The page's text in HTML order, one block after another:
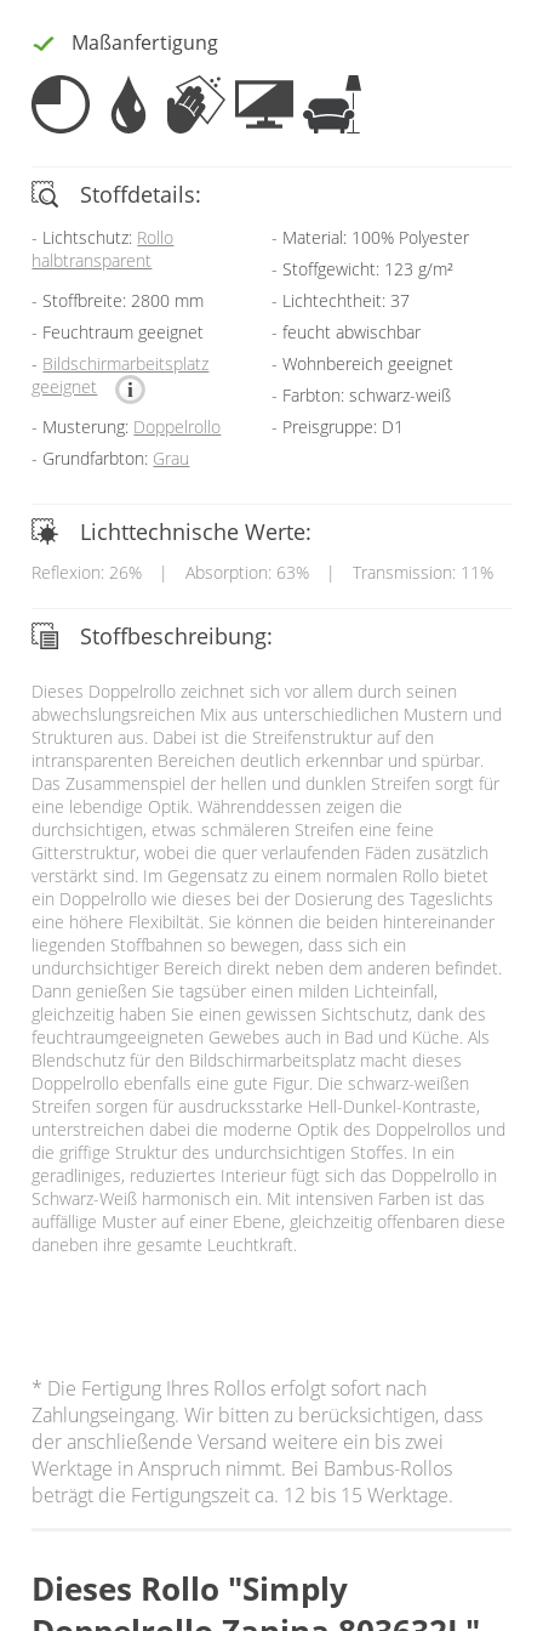
Gardinenstange
Stoffe
Panneaux
Maßanfertigung
Stoffdetails:
Lichtschutz: Rollo
halbtransparent
Material: 100% Polyester
Stoffgewicht: 123 g/m²
Stoffbreite: 2800 mm
Lichtechtheit: 37
Feuchtraum geeignet
feucht abwischbar
Bildschirmarbeitsplatz
geeignet
Wohnbereich geeignet
Farbton: schwarz-weiß
Musterung: Doppelrollo
Preisgruppe: D1
Grundfarbton: Grau
Lichttechnische Werte:
Reflexion: 26% | Absorption: 63% | Transmission: 11%
Stoffbeschreibung:
Dieses Doppelrollo zeichnet sich vor allem durch seinen
abwechslungsreichen Mix aus unterschiedlichen Mustern und
Strukturen aus. Dabei ist die Streifenstruktur auf den
intransparenten Bereichen deutlich erkennbar und spürbar.
Das Zusammenspiel der hellen und dunklen Streifen sorgt für
eine lebendige Optik. Währenddessen zeigen die
durchsichtigen, etwas schmäleren Streifen eine feine
Gitterstruktur, wobei die quer verlaufenden Fäden zusätzlich
verstärkt sind. Im Gegensatz zu einem normalen Rollo bietet
ein Doppelrollo wie dieses bei der Dosierung des Tageslichts
eine höhere Flexibiltät. Sie können die beiden hintereinander
liegenden Stoffbahnen so bewegen, dass sich ein
undurchsichtiger Bereich direkt neben dem anderen befindet.
Dann genießen Sie tagsüber einen milden Lichteinfall,
gleichzeitig haben Sie einen gewissen Sichtschutz, dank des
feuchtraumgeeigneten Gewebes auch in Bad und Küche. Als
Blendschutz für den Bildschirmarbeitsplatz macht dieses
Doppelrollo ebenfalls eine gute Figur. Die schwarz-weißen
Streifen sorgen für ausdrucksstarke Hell-Dunkel-Kontraste,
unterstreichen dabei die moderne Optik des Doppelrollos und
die griffige Struktur des undurchsichtigen Stoffes. In ein
geradliniges, reduziertes Interieur fügt sich das Doppelrollo in
Schwarz-Weiß harmonisch ein. Mit intensiven Farben ist das
auffällige Muster auf einer Ebene, gleichzeitig offenbaren diese
daneben ihre gesamte Leuchtkraft.
* Die Fertigung Ihres Rollos erfolgt sofort nach
Zahlungseingang. Wir bitten zu berücksichtigen, dass
der anschließende Versand weitere ein bis zwei
Werktage in Anspruch nimmt. Bei Bambus-Rollos
beträgt die Fertigungszeit ca. 12 bis 15 Werktage.
Dieses Rollo "Simply